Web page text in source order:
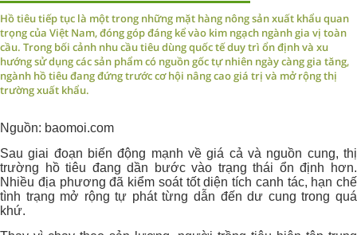
Hồ tiêu tiếp tục là một trong những mặt hàng nông sản xuất khẩu quan
trọng của Việt Nam, đóng góp đáng kể vào kim ngạch ngành gia vị toàn
cầu. Trong bối cảnh nhu cầu tiêu dùng quốc tế duy trì ổn định và xu
hướng sử dụng các sản phẩm có nguồn gốc tự nhiên ngày càng gia tăng,
ngành hồ tiêu đang đứng trước cơ hội nâng cao giá trị và mở rộng thị
trường xuất khẩu.
Nguồn: baomoi.com
Sau giai đoạn biến động mạnh về giá cả và nguồn cung, thị
trường hồ tiêu đang dần bước vào trạng thái ổn định hơn.
Nhiều địa phương đã kiểm soát tốt diện tích canh tác, hạn chế
tình trạng mở rộng tự phát từng dẫn đến dư cung trong quá
khứ.